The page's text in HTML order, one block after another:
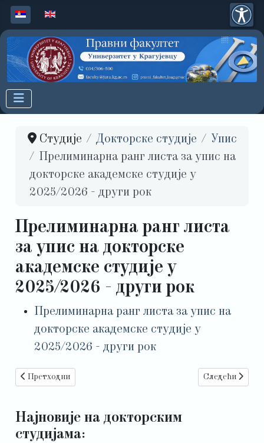
Изаберите ваш језик
Студије Докторске студије
Упис
Прелиминарна ранг листа за упис на
докторске академске студије у
2025/2026 - други рок
Прелиминарна ранг листа
за упис на докторске
академске студије у
2025/2026 - други рок
Прелиминарна ранг листа за упис на
докторске академске студије у
2025/2026 - други рок
Претходни чланак: Коначна ранг листа за упис на докторске
Претходни Следећи
Следећи
Најновије на докторским
студијама: